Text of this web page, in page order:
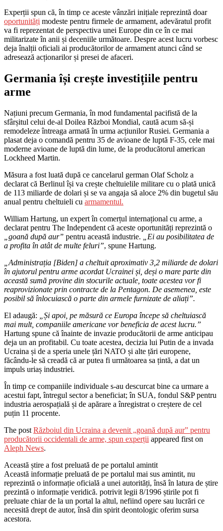
Experții spun că, în timp ce aceste vânzări inițiale reprezintă doar
oportunități modeste pentru firmele de armament, adevăratul profit
va fi reprezentat de perspectiva unei Europe din ce în ce mai
militarizate în anii și deceniile următoare. Despre acest lucru vorbesc
deja înalții oficiali ai producătorilor de armament atunci când se
adresează acționarilor și presei de afaceri.
Germania își crește investițiile pentru
arme
Națiuni precum Germania, în mod fundamental pacifistă de la
sfârșitul celui de-al Doilea Război Mondial, caută acum să-și
remodeleze întreaga armată în urma acțiunilor Rusiei. Germania a
plasat deja o comandă pentru 35 de avioane de luptă F-35, cele mai
moderne avioane de luptă din lume, de la producătorul american
Lockheed Martin.
Măsura a fost luată după ce cancelarul german Olaf Scholz a
declarat că Berlinul își va crește cheltuielile militare cu o plată unică
de 113 miliarde de dolari și se va angaja să aloce 2% din bugetul său
anual pentru cheltuieli cu armamentul.
William Hartung, un expert în comerțul internațional cu arme, a
declarat pentru The Independent că aceste oportunități reprezintă o
„goană după aur” pentru această industrie. „Ei au posibilitatea de
a profita în atât de multe feluri”, spune Hartung.
„Administrația [Biden] a cheltuit aproximativ 3,2 miliarde de dolari
în ajutorul pentru arme acordat Ucrainei și, deși o mare parte din
această sumă provine din stocurile actuale, toate acestea vor fi
reaprovizionate prin contracte de la Pentagon. De asemenea, este
posibil să înlocuiască o parte din armele furnizate de aliați”.
El adaugă:
„Și apoi, pe măsură ce Europa începe să cheltuiască
mai mult, companiile americane vor beneficia de acest lucru.”
Hartung spune că înainte de invazie producătorii de arme anticipau
deja un an profitabil. Cu toate acestea, decizia lui Putin de a invada
Ucraina și de a speria unele țări NATO și alte țări europene,
făcându-le să creadă că ar putea fi următoarea sa țintă, a dat un
impuls uriaș industriei.
În timp ce companiile individuale s-au descurcat bine ca urmare a
acestui fapt, întregul sector a beneficiat; în SUA, fondul S&P pentru
industria aerospațială și de apărare a înregistrat o creștere de cel
puțin 11 procente.
The post Războiul din Ucraina a devenit „goană după aur” pentru
producătorii occidentali de arme, spun experții appeared first on
Aleph News.
Această știre a fost preluată de pe portalul amintit
Această informație preluată de pe portalul mai sus amintit, nu
reprezintă o informație oficială a unei autorități, însă în latura de știre
prezintă o informație veridică. potrivit legii 8/1996 știrile pot fi
preluate chiar de la un portal la altul, nefiind opere sau lucrări ce
necesită drept de autor, însă din spirit deontologic oferim sursa
acestora.